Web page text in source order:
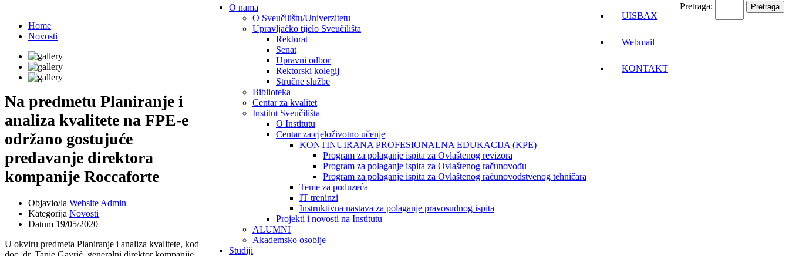
Pretraga:
UISBAX
Webmail
KONTAKT
O nama
O Sveučilištu/Univerzitetu
Upravljačko tijelo Sveučilišta
Rektorat
Senat
Upravni odbor
Rektorski kolegij
Stručne službe
Biblioteka
Centar za kvalitet
Institut Sveučilišta
O Institutu
Centar za cjeloživotno učenje
KONTINUIRANA PROFESIONALNA EDUKACIJA (KPE)
Program za polaganje ispita za Ovlaštenog revizora
Program za polaganje ispita za Ovlaštenog računovođu
Program za polaganje ispita za Ovlaštenog računovodstvenog tehničara
Teme za poduzeća
IT treninzi
Instruktivna nastava za polaganje pravosudnog ispita
Projekti i novosti na Institutu
ALUMNI
Akademsko osoblje
Studiji
Home
Novosti
Na predmetu Planiranje i
analiza kvalitete na FPE-e
održano gostujuće
predavanje direktora
kompanije Roccaforte
Objavio/la Website Admin
Kategorija Novosti
Datum 19/05/2020
U okviru predmeta Planiranje i analiza kvalitete, kod